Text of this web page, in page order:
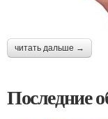
читать дальше →
Последние